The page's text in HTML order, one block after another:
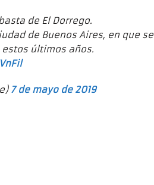
de El Dorrego.
de Buenos Aires, en que se
últimos años.
7 de mayo de 2019